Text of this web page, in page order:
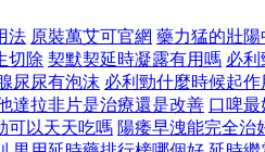
法 原裝萬艾可官網 藥力猛的壯陽
切除 契默契延時凝露有用嗎 必利
尿尿有泡沫 必利勁什麼時候起作
達拉非片是治療還是改善 口啤
可以天天吃嗎 陽痿早洩能完全治